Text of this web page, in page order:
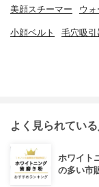
美顔スチーマー ウ
小顔ベルト 毛穴吸引
よく見られてい
ホワイト
の多い市